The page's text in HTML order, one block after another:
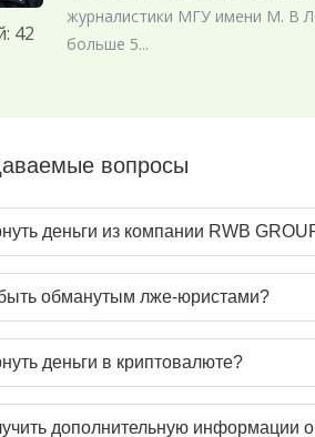
42
журналистики МГУ имени М. В
больше 5...
вопросы
деньги из компании RWB
обманутым лже-юристами?
деньги в криптовалюте?
дополнительную информации